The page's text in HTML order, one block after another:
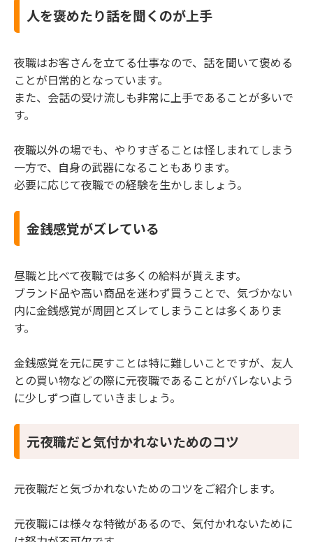
人を褒めたり話を聞くのが上手
夜職はお客さんを立てる仕事なので、話を聞いて褒める
ことが日常的となっています。
また、会話の受け流しも非常に上手であることが多いで
す。
夜職以外の場でも、やりすぎることは怪しまれてしまう
一方で、自身の武器になることもあります。
必要に応じて夜職での経験を生かしましょう。
金銭感覚がズレている
昼職と比べて夜職では多くの給料が貰えます。
ブランド品や高い商品を迷わず買うことで、気づかない
内に金銭感覚が周囲とズレてしまうことは多くありま
す。
金銭感覚を元に戻すことは特に難しいことですが、友人
との買い物などの際に元夜職であることがバレないよう
に少しずつ直していきましょう。
元夜職だと気付かれないためのコツ
元夜職だと気づかれないためのコツをご紹介します。
元夜職には様々な特徴があるので、気付かれないために